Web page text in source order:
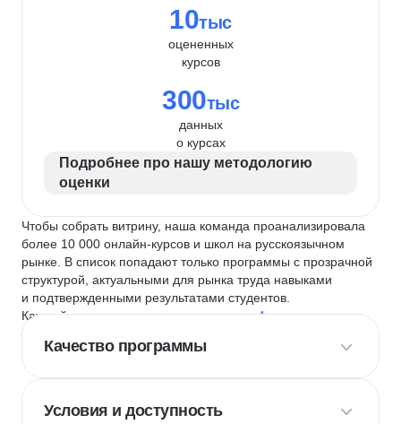
10тыс
оцененных
курсов
300тыс
данных
о курсах
Подробнее про нашу методологию
оценки
Чтобы собрать витрину, наша команда проанализировала
более 10 000 онлайн-курсов и школ на русскоязычном
рынке. В список попадают только программы с прозрачной
структурой, актуальными для рынка труда навыками
и подтвержденными результатами студентов.
Каждый курс и школу мы оцениваем по
4 критериям
Качество программы
Условия и доступность